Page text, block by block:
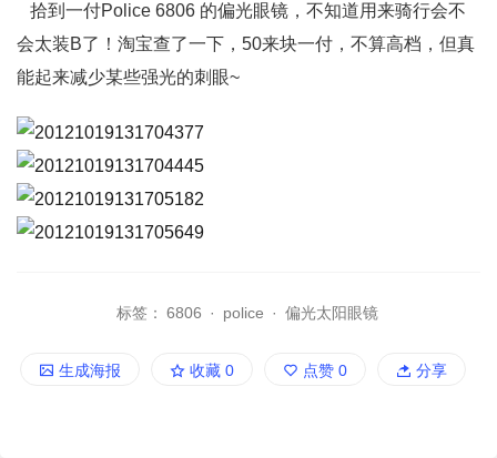
拾到一付Police 6806 的偏光眼镜，不知道用来骑行会不
会太装B了！淘宝查了一下，50来块一付，不算高档，但真
能起来减少某些强光的刺眼~
标签： 6806 · police · 偏光太阳眼镜
生成海报 收藏 0 点赞 0 分享